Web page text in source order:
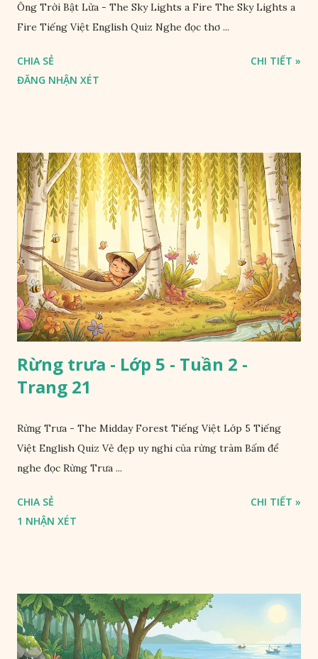
Ông Trời Bật Lửa - The Sky Lights a Fire The Sky Lights a
Fire Tiếng Việt English Quiz Nghe đọc thơ ...
CHIA SẺ
ĐĂNG NHẬN XÉT
CHI TIẾT »
Rừng trưa - Lớp 5 - Tuần 2 -
Trang 21
Rừng Trưa - The Midday Forest Tiếng Việt Lớp 5 Tiếng
Việt English Quiz Vẻ đẹp uy nghi của rừng tràm Bấm để
nghe đọc Rừng Trưa ...
CHIA SẺ
1 NHẬN XÉT
CHI TIẾT »